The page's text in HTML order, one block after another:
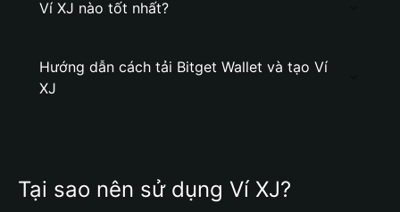
Ví XJ nào tốt nhất?
Hướng dẫn cách tải Bitget Wallet và tạo Ví
XJ
Tại sao nên sử dụng Ví XJ?